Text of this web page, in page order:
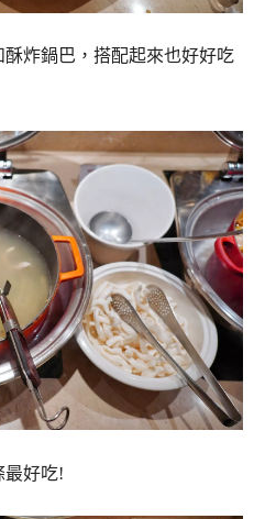
炸鍋巴，搭配起來也好好吃
最好吃!